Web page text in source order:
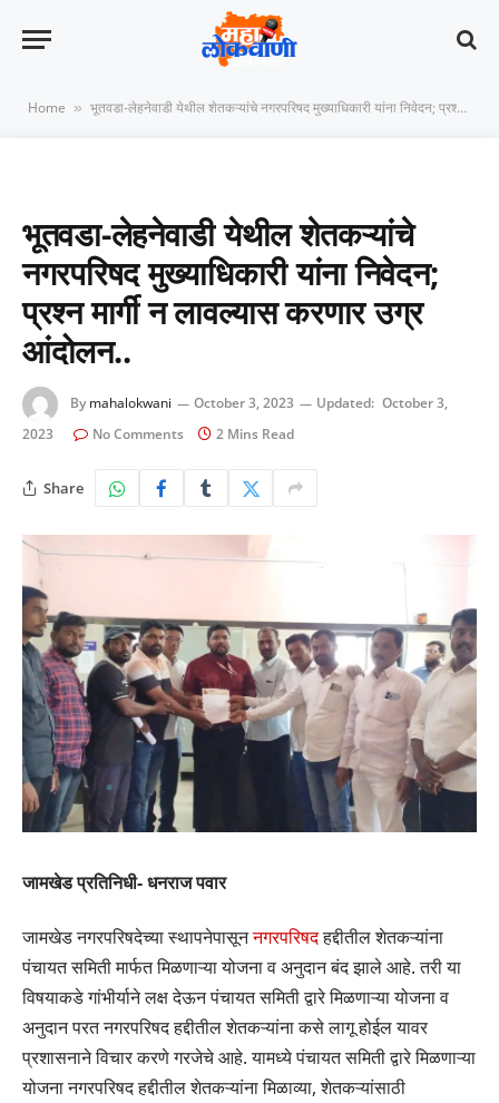
Home » भूतवडा-लेहनेवाडी येथील शेतकऱ्यांचे नगरपरिषद मुख्याधिकारी यांना निवेदन; प्रश्न मार्गी न लावल्यास करणार उग्र आंदोलन..
भूतवडा-लेहनेवाडी येथील शेतकऱ्यांचे
नगरपरिषद मुख्याधिकारी यांना निवेदन;
प्रश्न मार्गी न लावल्यास करणार उग्र
आंदोलन..
By mahalokwani October 3, 2023 Updated: October 3,
2023
No Comments 2 Mins Read
Share
जामखेड प्रतिनिधी- धनराज पवार
जामखेड नगरपरिषदेच्या स्थापनेपासूननगरपरिषदहद्दीतील शेतकऱ्यांना
पंचायत समिती मार्फत मिळणाऱ्या योजना व अनुदान बंद झाले आहे. तरी या
विषयाकडे गांभीर्याने लक्ष देऊन पंचायत समिती द्वारे मिळणाऱ्या योजना व
अनुदान परत नगरपरिषद हद्दीतील शेतकऱ्यांना कसे लागू होईल यावर
प्रशासनाने विचार करणे गरजेचे आहे. यामध्ये पंचायत समिती द्वारे मिळणाऱ्या
योजना नगरपरिषद हद्दीतील शेतकऱ्यांना मिळाव्या, शेतकऱ्यांसाठी